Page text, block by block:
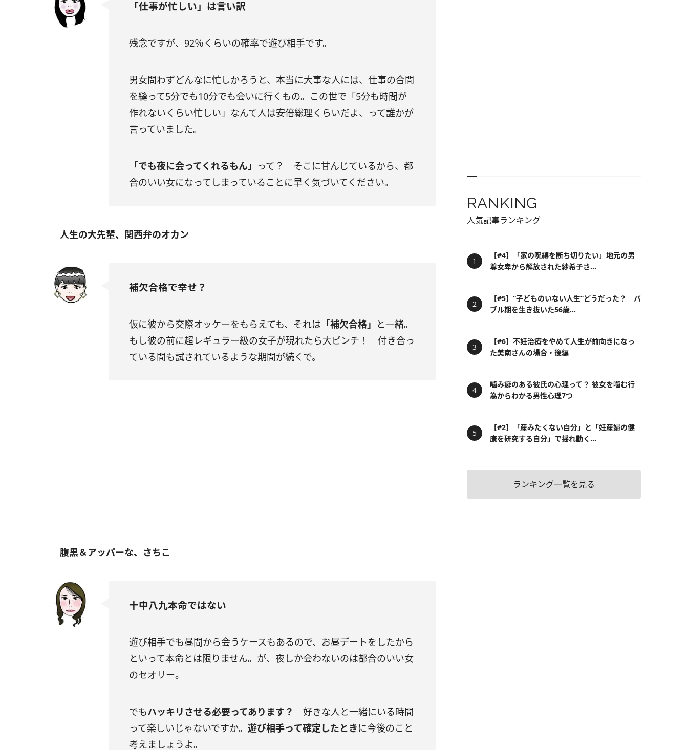
「仕事が忙しい」は言い訳
残念ですが、92％くらいの確率で遊び相手です。
男女問わずどんなに忙しかろうと、本当に大事な人には、仕事の合間
を縫って5分でも10分でも会いに行くもの。この世で「5分も時間が
作れないくらい忙しい」なんて人は安倍総理くらいだよ、って誰かが
言っていました。
「でも夜に会ってくれるもん」 って？ そこに甘んじているから、都
合のいい女になってしまっていることに早く気づいてください。
人生の大先輩、関西弁のオカン
補欠合格で幸せ？
仮に彼から交際オッケーをもらえても、それは 「補欠合格」 と一緒。
もし彼の前に超レギュラー級の女子が現れたら大ピンチ！ 付き合っ
ている間も試されているような期間が続くで。
腹黒＆アッパーな、さちこ
十中八九本命ではない
遊び相手でも昼間から会うケースもあるので、お昼デートをしたから
といって本命とは限りません。が、夜しか会わないのは都合のいい女
のセオリー。
でもハッキリさせる必要ってあります？
好きな人と一緒にいる時間
って楽しいじゃないですか。 遊び相手って確定したときに今後のこと
考えましょうよ。
RANKING
人気記事ランキング
【#4】「家の呪縛を断ち切りたい」地元の男
尊女卑から解放された紗希子さ...
【#5】“子どものいない人生”どうだった？ バ
ブル期を生き抜いた56歳...
【#6】不妊治療をやめて人生が前向きになっ
た美南さんの場合・後編
噛み癖のある彼氏の心理って？ 彼女を噛む行
為からわかる男性心理7つ
【#2】「産みたくない自分」と「妊産婦の健
康を研究する自分」で揺れ動く...
ランキング一覧を見る